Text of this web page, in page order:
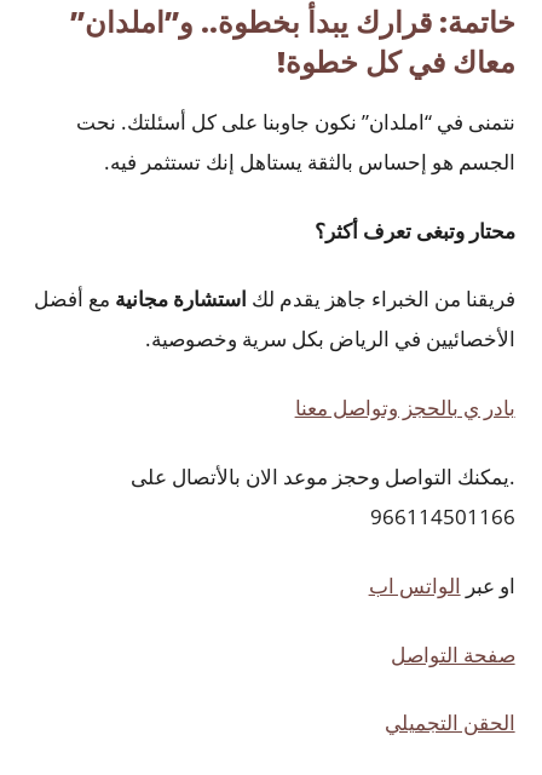
خاتمة: قرارك يبدأ بخطوة.. و”املدان”
معاك في كل خطوة!
نتمنى في “املدان” نكون جاوبنا على كل أسئلتك. نحت
الجسم هو إحساس بالثقة يستاهل إنك تستثمر فيه.
محتار وتبغى تعرف أكثر؟
فريقنا من الخبراء جاهز يقدم لك استشارة مجانية مع أفضل
الأخصائيين في الرياض بكل سرية وخصوصية.
بادر ي بالحجز وتواصل معنا
.يمكنك التواصل وحجز موعد الان بالأتصال على
966114501166
او عبر الواتس اب
صفحة التواصل
الحقن التجميلي